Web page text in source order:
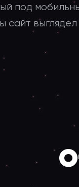
под
сайт